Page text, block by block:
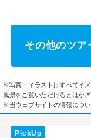
その他のツア
※写真・イラストはすべてイ
風景をご覧いただけるとはか
※当ウェブサイトの情報につ
PickUp